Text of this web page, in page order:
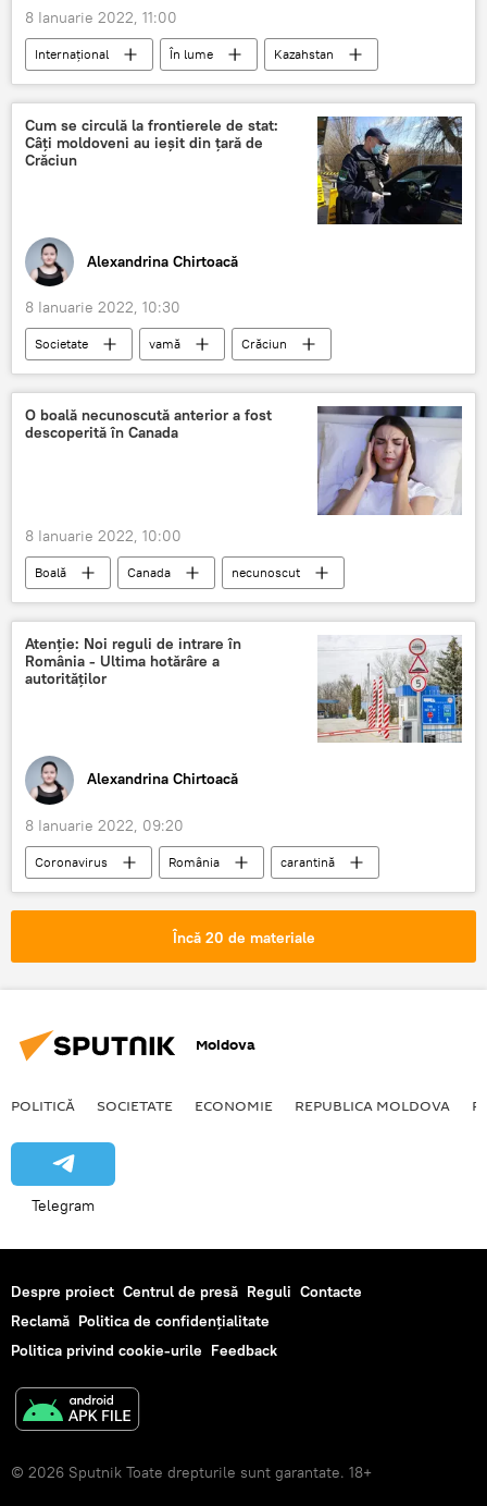
8 Ianuarie 2022, 11:00
Internațional În lume
Kazahstan
reținere
proteste
Cum se circulă la frontierele de stat:
Câți moldoveni au ieșit din țară de
Crăciun
Alexandrina Chirtoacă
8 Ianuarie 2022, 10:30
Societate vamă
Crăciun
Poliția de Frontieră
Știri din Moldova
O boală necunoscută anterior a fost
descoperită în Canada
8 Ianuarie 2022, 10:00
Boală Canada necunoscut
Atenție: Noi reguli de intrare în
România - Ultima hotărâre a
autorităților
Alexandrina Chirtoacă
8 Ianuarie 2022, 09:20
Coronavirus România
carantină
măsuri
COVID-19
Încă 20 de materiale
Moldova
POLITICĂ SOCIETATE ECONOMIE REPUBLICA MOLDOVA
Telegram
Despre proiect Centrul de presă Reguli Contacte
Reclamă Politica de confidențialitate
Politica privind cookie-urile Feedback
© 2026 Sputnik Toate drepturile sunt garantate. 18+